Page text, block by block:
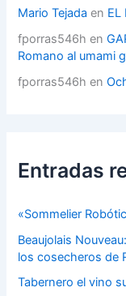
Mario Tejada en EL
fporras546h en
Romano al umami
fporras546h en
Entradas
«Sommelier
Beaujolais
los cosecheros de
Tabernero el vino